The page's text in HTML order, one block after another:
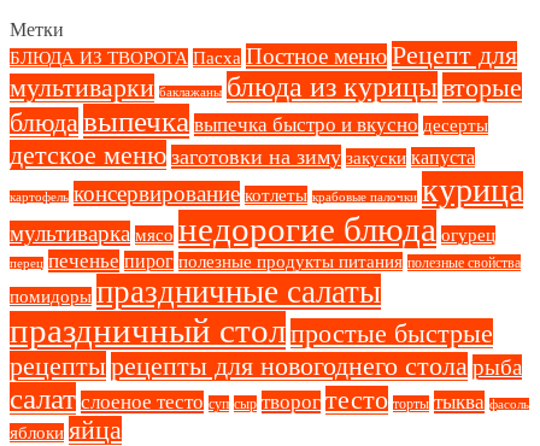
Метки
БЛЮДА ИЗ ТВОРОГА Пасха Постное менюРецепт для
мультиварки баклажаны блюда из курицывторые
блюда выпечка выпечка быстро и вкусно десерты
детское меню заготовки на зиму закуски капуста
картофель консервирование котлеты крабовые палочки курица
мультиварка мясо недорогие блюда огурец
перец печенье пирог полезные продукты питания полезные свойства
помидоры праздничные салаты
праздничный столпростые быстрые
рецептырецепты для новогоднего столарыба
салат слоеное тесто суп сыр творог тесто торты тыква фасоль
яблоки яйца